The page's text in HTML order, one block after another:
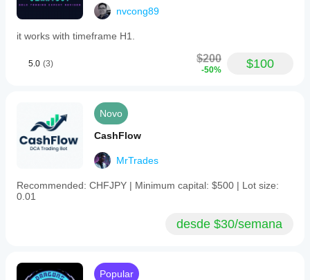
The idea
is fine,
but No
reason
it before
days.
The
weak
spot
risk
stops
nvcong89
it works with timeframe H1.
5.0 (3) $200
-50% $100
Novo
CashFlow
MrTrades
Recommended: CHFJPY | Minimum capital: $500 | Lot size:
0.01
desde $30/semana
Popular